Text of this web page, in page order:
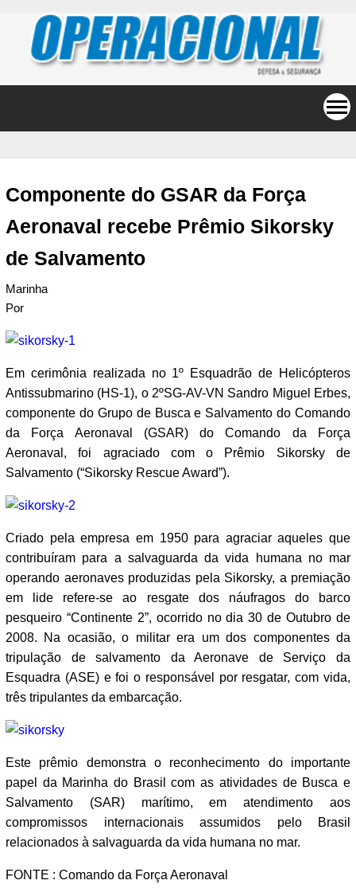
Componente do GSAR da Força
Aeronaval recebe Prêmio Sikorsky
de Salvamento
Marinha
Por
Em cerimônia realizada no 1º Esquadrão de Helicópteros
Antissubmarino (HS-1), o 2ºSG-AV-VN Sandro Miguel Erbes,
componente do Grupo de Busca e Salvamento do Comando
da Força Aeronaval (GSAR) do Comando da Força
Aeronaval, foi agraciado com o Prêmio Sikorsky de
Salvamento (“Sikorsky Rescue Award”).
Criado pela empresa em 1950 para agraciar aqueles que
contribuíram para a salvaguarda da vida humana no mar
operando aeronaves produzidas pela Sikorsky, a premiação
em lide refere-se ao resgate dos náufragos do barco
pesqueiro “Continente 2”, ocorrido no dia 30 de Outubro de
2008. Na ocasião, o militar era um dos componentes da
tripulação de salvamento da Aeronave de Serviço da
Esquadra (ASE) e foi o responsável por resgatar, com vida,
três tripulantes da embarcação.
Este prêmio demonstra o reconhecimento do importante
papel da Marinha do Brasil com as atividades de Busca e
Salvamento (SAR) marítimo, em atendimento aos
compromissos internacionais assumidos pelo Brasil
relacionados à salvaguarda da vida humana no mar.
FONTE : Comando da Força Aeronaval